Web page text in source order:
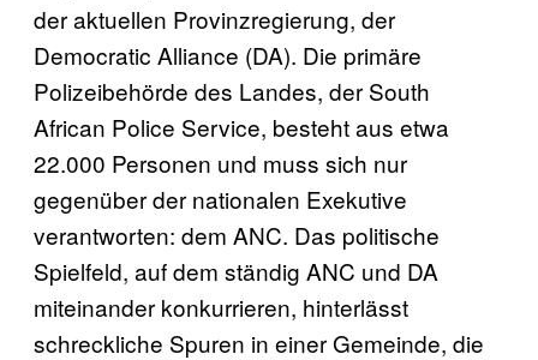
der aktuellen Provinzregierung, der
Democratic Alliance (DA). Die primäre
Polizeibehörde des Landes, der South
African Police Service, besteht aus etwa
22.000 Personen und muss sich nur
gegenüber der nationalen Exekutive
verantworten: dem ANC. Das politische
Spielfeld, auf dem ständig ANC und DA
miteinander konkurrieren, hinterlässt
schreckliche Spuren in einer Gemeinde, die